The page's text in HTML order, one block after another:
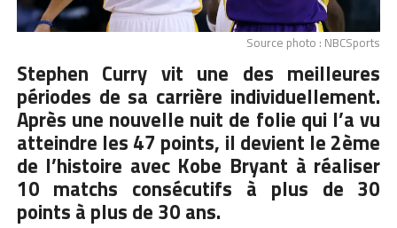
Source photo : NBCSports
Stephen Curry vit une des meilleures
périodes de sa carrière individuellement.
Après une nouvelle nuit de folie qui l’a vu
atteindre les 47 points, il devient le 2ème
de l’histoire avec Kobe Bryant à réaliser
10 matchs consécutifs à plus de 30
points à plus de 30 ans.